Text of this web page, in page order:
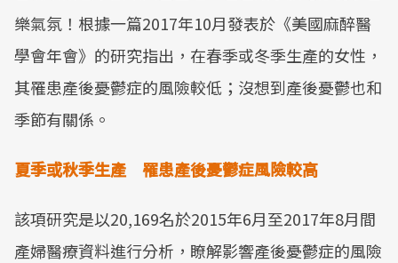
樂氣氛！根據一篇2017年10月發表於《美國麻醉醫
學會年會》的研究指出，在春季或冬季生產的女性，
其罹患產後憂鬱症的風險較低；沒想到產後憂鬱也和
季節有關係。
夏季或秋季生產 罹患產後憂鬱症風險較高
該項研究是以20,169名於2015年6月至2017年8月間
產婦醫療資料進行分析，瞭解影響產後憂鬱症的風險